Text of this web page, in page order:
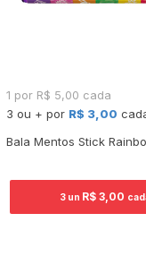
1 por R$ 5,00 cada
3 ou + por R$ 3,00
Bala Mentos Stick
3 un R$ 3,00